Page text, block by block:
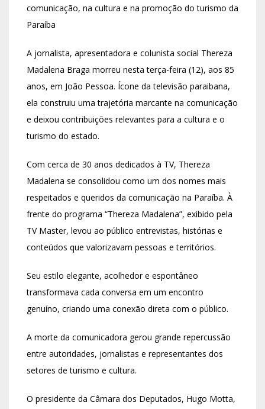
comunicação, na cultura e na promoção do turismo da
Paraíba
A jornalista, apresentadora e colunista social Thereza
Madalena Braga morreu nesta terça-feira (12), aos 85
anos, em João Pessoa. Ícone da televisão paraibana,
ela construiu uma trajetória marcante na comunicação
e deixou contribuições relevantes para a cultura e o
turismo do estado.
Com cerca de 30 anos dedicados à TV, Thereza
Madalena se consolidou como um dos nomes mais
respeitados e queridos da comunicação na Paraíba. À
frente do programa “Thereza Madalena”, exibido pela
TV Master, levou ao público entrevistas, histórias e
conteúdos que valorizavam pessoas e territórios.
Seu estilo elegante, acolhedor e espontâneo
transformava cada conversa em um encontro
genuíno, criando uma conexão direta com o público.
A morte da comunicadora gerou grande repercussão
entre autoridades, jornalistas e representantes dos
setores de turismo e cultura.
O presidente da Câmara dos Deputados, Hugo Motta,